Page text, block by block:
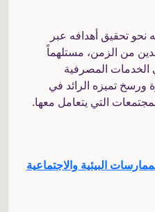
نحو تحقيق أهدافه عبر
من الزمن، مستلهماً
الخدمات المصرفية
ورسخ تميزه الرائد في
التي يتعامل معها.
البيئية والاجتماعية